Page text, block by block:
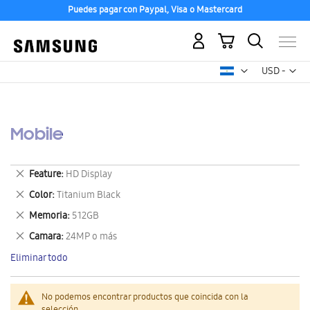
Puedes pagar con Paypal, Visa o Mastercard
USD -
dólar
Mi carrito
Mobile
No podemos encontrar productos que coincida con la
Feature HD Display
Eliminar
este
artículo
Color Titanium Black
Eliminar
este
artículo
Memoria 512GB
Eliminar
este
artículo
Camara 24MP o más
Eliminar
este
artículo
Eliminar todo